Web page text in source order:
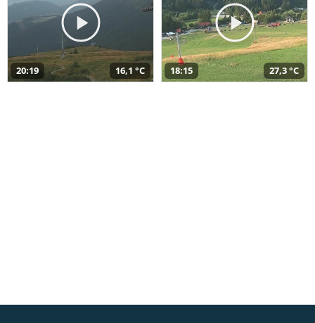
20:19 16,1 °C 18:15 27,3 °C